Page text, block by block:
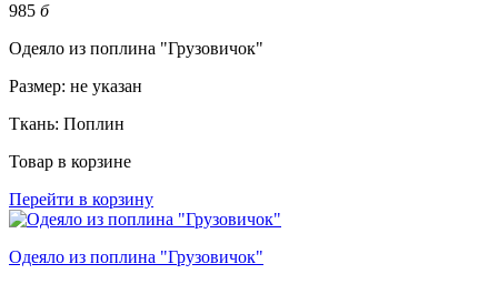
985 б
Одеяло из поплина "Грузовичок"
Размер: не указан
Ткань: Поплин
Товар в корзине
Перейти в корзину
Одеяло из поплина "Грузовичок"